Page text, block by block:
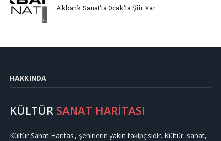
Akbank Sanat’ta Ocak’ta Şiir Var
HAKKINDA
KÜLTÜR SANAT HARİTASI
Kültür Sanat Haritası, şehirlerin yakın takipçisidir. Kültür, sanat,